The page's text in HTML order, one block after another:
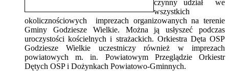
czynny udział we
wszystkich
okolicznościowych imprezach organizowanych na terenie
Gminy Godziesze Wielkie. Można ją usłyszeć podczas
uroczystości kościelnych i strażackich. Orkiestra Dęta OSP
Godziesze Wielkie uczestniczy również w imprezach
powiatowych m. in. Powiatowym Przeglądzie Orkiestr
Dętych OSP i Dożynkach Powiatowo-Gminnych.